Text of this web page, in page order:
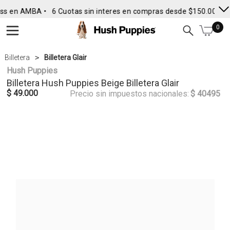
en AMBA • 6 Cuotas sin interes en compras desde $150.000 •
0
Billetera Billetera Glair
Hush Puppies
Billetera Hush Puppies Beige Billetera Glair
$ 49.000 Precio sin impuestos nacionales: $ 40495